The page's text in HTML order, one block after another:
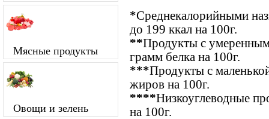
Мясные продукты
Овощи и зелень
*Среднекалорийными
до 199 ккал на 100г.
**Продукты с
грамм белка на 100г.
***Продукты с
жиров на 100г.
****Низкоуглеводные
на 100г.